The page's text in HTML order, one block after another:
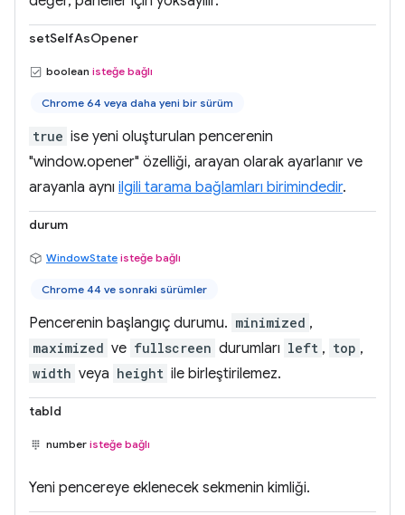
setSelfAsOpener
boolean isteğe bağlı
Chrome 64 veya daha yeni bir sürüm
true ise yeni oluşturulan pencerenin
"window.opener" özelliği, arayan olarak ayarlanır ve
arayanla aynı ilgili tarama bağlamları birimindedir.
durum
WindowState isteğe bağlı
Chrome 44 ve sonraki sürümler
Pencerenin başlangıç durumu. minimized ,
maximized ve fullscreen durumları left , top ,
width veya height ile birleştirilemez.
tabId
number isteğe bağlı
Yeni pencereye eklenecek sekmenin kimliği.